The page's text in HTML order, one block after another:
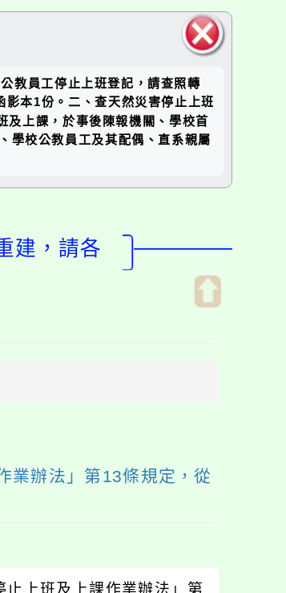
塊
教員工停止上班登記，請查照轉
本1份。二、查天然災害停止上班
及上課，於事後陳報機關、學校首
學校公教員工及其配偶、直系親屬
建，請各
業辦法」第13條規定，從
上班及上課作業辦法」第